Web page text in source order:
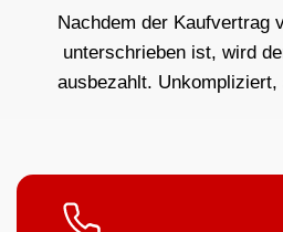
Nachdem der Kaufvertrag
unterschrieben ist, wird
ausbezahlt.